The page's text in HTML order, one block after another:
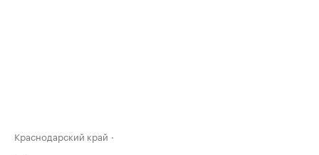
Краснодарский край